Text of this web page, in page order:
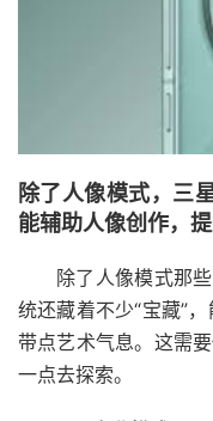
除了人像模式，三
能辅助人像创作，
除了人像模式那
统还藏着不少“宝藏”
带点艺术气息。这需
一点去探索。